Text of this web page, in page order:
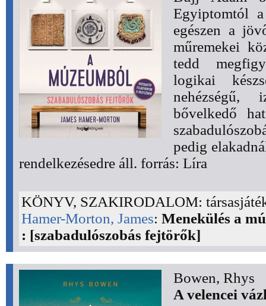
Egyiptomtól
egészen a
műremekei
tedd
logikai
nehézségű,
bővelkedő
pedig
rendelkezésedre áll. forrás: Líra
KÖNYV, SZAKIRODALOM:
Hamer-Morton, James: Menekülés a
: [szabadulószobás fejtörők]
Bowen, Rhys
A velencei